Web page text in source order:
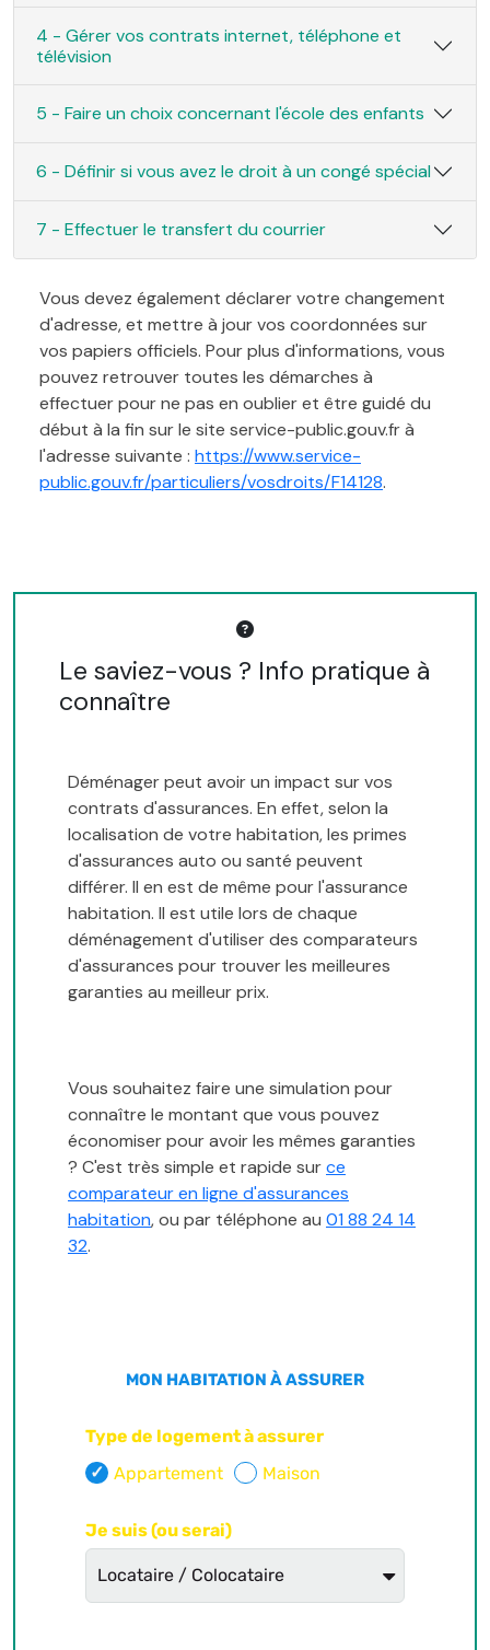
4 - Gérer vos contrats internet, téléphone et
télévision
5 - Faire un choix concernant l'école des enfants
6 - Définir si vous avez le droit à un congé spécial
7 - Effectuer le transfert du courrier
Vous devez également déclarer votre changement
d'adresse, et mettre à jour vos coordonnées sur
vos papiers officiels. Pour plus d'informations, vous
pouvez retrouver toutes les démarches à
effectuer pour ne pas en oublier et être guidé du
début à la fin sur le site service-public.gouv.fr à
l'adresse suivante : https://www.service-
public.gouv.fr/particuliers/vosdroits/F14128.
Le saviez-vous ? Info pratique à
connaître
Déménager peut avoir un impact sur vos
contrats d'assurances. En effet, selon la
localisation de votre habitation, les primes
d'assurances auto ou santé peuvent
différer. Il en est de même pour l'assurance
habitation. Il est utile lors de chaque
déménagement d'utiliser des comparateurs
d'assurances pour trouver les meilleures
garanties au meilleur prix.
Vous souhaitez faire une simulation pour
connaître le montant que vous pouvez
économiser pour avoir les mêmes garanties
? C'est très simple et rapide surce
comparateur en ligne d'assurances
habitation, ou par téléphone au 01 88 24 14
32.